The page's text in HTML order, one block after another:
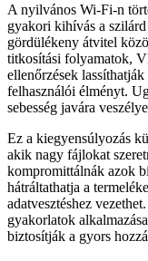
A nyilvános Wi-Fi-n
gyakori kihívás a
gördülékeny átvitel
titkosítási folyamatok,
ellenőrzések
felhasználói élményt.
sebesség javára
Ez a kiegyensúlyozás
akik nagy fájlokat
kompromittálnák azok
hátráltathatja a
adatvesztéshez
gyakorlatok
biztosítják a gyors